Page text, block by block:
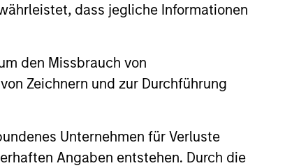
dass jegliche Informationen
den Missbrauch von
Zeichnern und zur Durchführung
Unternehmen für Verluste
Angaben entstehen. Durch die
Stocks Still
Market
lagged in recent
durable